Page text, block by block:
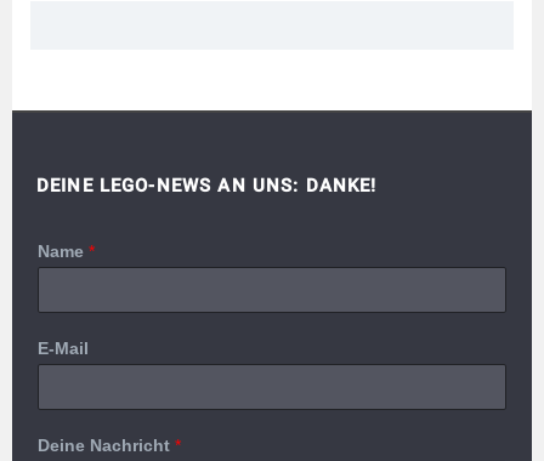
DEINE LEGO-NEWS AN UNS: DANKE!
Name *
E-Mail
Deine Nachricht *